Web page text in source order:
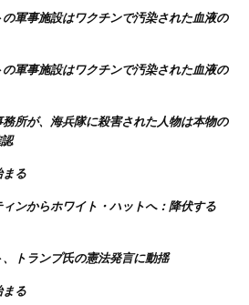
軍事施設はワクチンで汚染された血液の
軍事施設はワクチンで汚染された血液の
所が、海兵隊に殺害された人物は本物の
る
ンからホワイト・ハットへ：降伏する
トランプ氏の憲法発言に動揺
る